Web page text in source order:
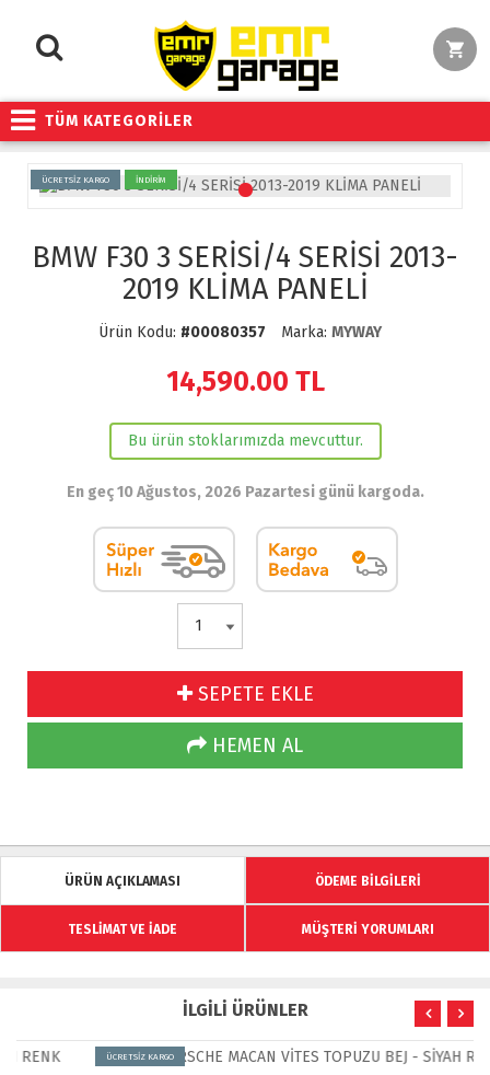
TÜM KATEGORİLER
ÜCRETSİZ KARGO İNDİRİM
BMW F30 3 SERİSİ/4 SERİSİ 2013-
2019 KLİMA PANELİ
Ürün Kodu: #00080357 Marka: MYWAY
14,590.00 TL
Bu ürün stoklarımızda mevcuttur.
En geç 10 Ağustos, 2026 Pazartesi günü kargoda.
SEPETE EKLE
HEMEN AL
ÜRÜN AÇIKLAMASI ÖDEME BİLGİLERİ
TESLİMAT VE İADE MÜŞTERİ YORUMLARI
İLGİLİ ÜRÜNLER
ÜCRETSİZ KARGO